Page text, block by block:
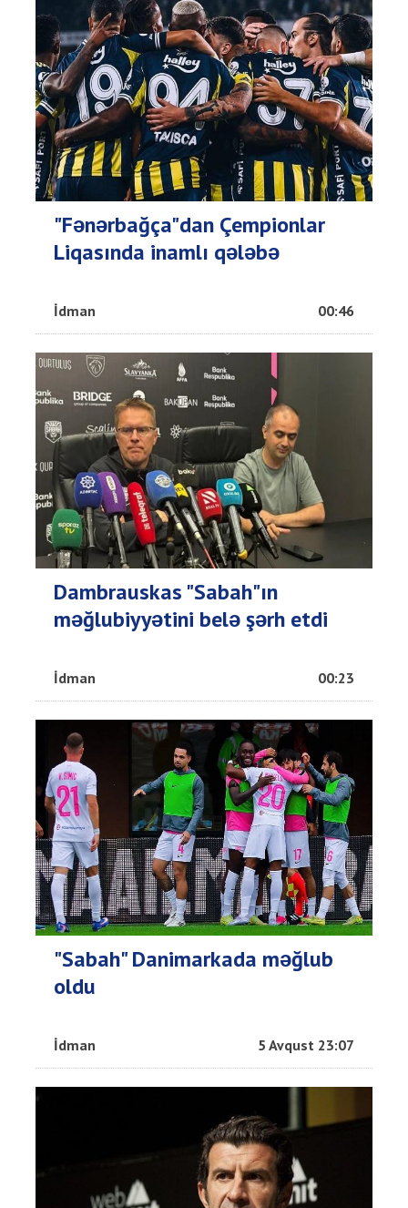
"Fənərbağça"dan Çempionlar
Liqasında inamlı qələbə
İdman 00:46
Dambrauskas "Sabah"ın
məğlubiyyətini belə şərh etdi
İdman 00:23
"Sabah" Danimarkada məğlub
oldu
İdman 5 Avqust 23:07